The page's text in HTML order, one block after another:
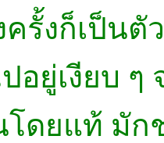
รั้งก็เป็นตั
อยู่เงียบ
ดยแท้ มัก